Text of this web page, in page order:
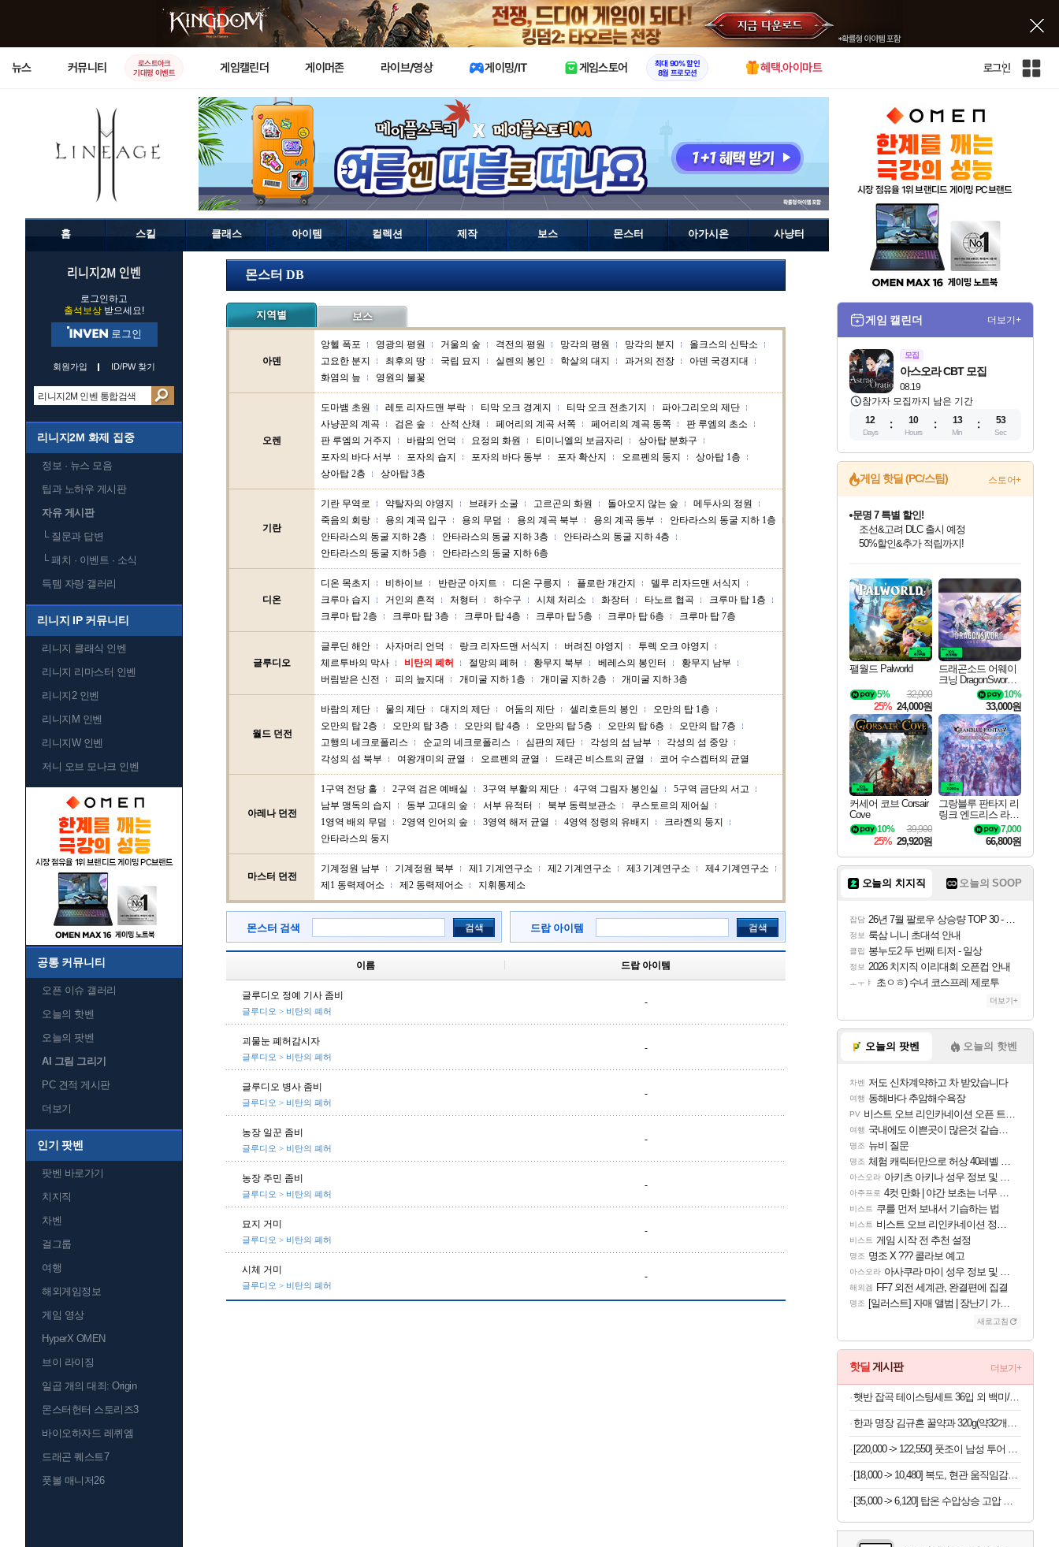
X
뉴스 커뮤니티
로스트아크
기대평 이벤트
게임캘린더 게이머존 라이브/영상 게이밍/IT 게임스토어
최대 90% 할인
8월 프로모션
혜택.아이마트 로그인
인
홈 스킬 클래스 아이템 컬렉션 제작 보스 몬스터 아가시온 사냥터
리니지2M 인벤
로그인하고
출석보상 받으세요!
로그인
회원가입 ID/PW 찾기
리니지2M 화제 집중
정보 · 뉴스 모음
팁과 노하우 게시판
자유 게시판
└질문과 답변
└패치 · 이벤트 · 소식
득템 자랑 갤러리
리니지 IP 커뮤니티
리니지 클래식 인벤
리니지 리마스터 인벤
리니지2 인벤
리니지M 인벤
리니지W 인벤
저니 오브 모나크 인벤
공통 커뮤니티
오픈 이슈 갤러리
오늘의 핫벤
오늘의 팟벤
AI 그림 그리기
PC 견적 게시판
더보기
인기 팟벤
팟벤 바로가기
치지직
차벤
걸그룹
여행
해외게임정보
게임 영상
HyperX OMEN
브이 라이징
일곱 개의 대죄: Origin
몬스터헌터 스토리즈3
바이오하자드 레퀴엠
드래곤 퀘스트7
풋볼 매니저26
몬스터 DB
지역별 보스
아덴
앙헬 폭포 영광의 평원 거울의 숲 격전의 평원 망각의 평원 망각의 분지
올크스의 신탁소
고요한 분지
최후의 땅 국립 묘지 실렌의 봉인 학살의 대지 과거의 전장
아덴 국경지대
화염의 늪
영원의 불꽃
오렌
도마뱀 초원 레토 리자드맨 부락 티막 오크 경계지 티막 오크 전초기지
파아그리오의 제단
사냥꾼의 계곡
검은 숲 산적 산채 페어리의 계곡 서쪽 페어리의 계곡 동쪽
판 루엠의 초소
판 루엠의 거주지
바람의 언덕 요정의 화원 티미니엘의 보금자리
상아탑 분화구
포자의 바다 서부
포자의 습지 포자의 바다 동부 포자 확산지 오르펜의 둥지
상아탑 1층
상아탑 2층
상아탑 3층
기란
기란 무역로 약탈자의 야영지 브래카 소굴 고르곤의 화원 돌아오지 않는 숲
메두사의 정원
죽음의 회랑
용의 계곡 입구 용의 무덤 용의 계곡 북부 용의 계곡 동부
안타라스의 동굴 지하 1층
안타라스의 동굴 지하 2층
안타라스의 동굴 지하 3층
안타라스의 동굴 지하 4층
안타라스의 동굴 지하 5층
안타라스의 동굴 지하 6층
디온
디온 목초지 비하이브 반란군 아지트 디온 구릉지 플로란 개간지
델루 리자드맨 서식지
크루마 습지
거인의 흔적 처형터 하수구 시체 처리소 화장터 타노르 협곡
크루마 탑 1층
크루마 탑 2층
크루마 탑 3층 크루마 탑 4층 크루마 탑 5층 크루마 탑 6층 크루마 탑 7층
글루디오
글루딘 해안 사자머리 언덕 랑크 리자드맨 서식지 버려진 야영지
투렉 오크 야영지
체르투바의 막사
비탄의 폐허 절망의 폐허 황무지 북부 베레스의 봉인터
황무지 남부
버림받은 신전
피의 늪지대 개미굴 지하 1층 개미굴 지하 2층 개미굴 지하 3층
월드 던전
바람의 제단 물의 제단 대지의 제단 어둠의 제단 셀리호든의 봉인
오만의 탑 1층
오만의 탑 2층
오만의 탑 3층 오만의 탑 4층 오만의 탑 5층 오만의 탑 6층
오만의 탑 7층
고행의 네크로폴리스
순교의 네크로폴리스 심판의 제단 각성의 섬 남부
각성의 섬 중앙
각성의 섬 북부
여왕개미의 균열 오르펜의 균열 드래곤 비스트의 균열 코어 수스켑터의 균열
아레나 던전
1구역 전당 홀 2구역 검은 예배실 3구역 부활의 제단 4구역 그림자 봉인실
5구역 금단의 서고
남부 맹독의 습지
동부 고대의 숲 서부 유적터 북부 동력보관소
쿠스토르의 제어실
1영역 배의 무덤
2영역 인어의 숲 3영역 해저 균열 4영역 정령의 유배지
크라켄의 둥지
안타라스의 둥지
마스터 던전
기계정원 남부 기계정원 북부 제1 기계연구소 제2 기계연구소 제3 기계연구소
제4 기계연구소
제1 동력제어소
제2 동력제어소 지휘통제소
몬스터 검색 검색 드랍 아이템 검색
이름 드랍 아이템
글루디오 정예 기사 좀비
글루디오 > 비탄의 폐허
-
괴물눈 폐허감시자
글루디오 > 비탄의 폐허
-
글루디오 병사 좀비
글루디오 > 비탄의 폐허
-
농장 일꾼 좀비
글루디오 > 비탄의 폐허
-
농장 주민 좀비
글루디오 > 비탄의 폐허
-
묘지 거미
글루디오 > 비탄의 폐허
-
시체 거미
글루디오 > 비탄의 폐허
-
게임 캘린더 더보기+
모집
08.19
아스오라 CBT 모집
참가자 모집까지 남은 기간
12
Days
10
Hours
13
Min
52
Sec
게임 핫딜 (PC/스팀) 스토어+
최대 90% 할인가를 만나보세요!
네이버혜택과 함께 만나보세요!
문명 7 특별 할인!
조선&고려 DLC 출시 예정
50%할인&추가 적립까지!
귀무자: 검의 길 예약 판매 중!
10% 할인과
이니&베니 혜택까지!
네이버 혜택가와 함께 예약하세요!
할인&네이버혜택으로 만나보세요!
네이버페이 혜택과 만나보세요!
40주년 프로모션으로 만나보세요!
네이버 포인트 혜택까지!
할인가에 만나보세요!
일부 에디션 상시 할인!
혜택으로 예약 판매 중
편안하게 충전하세요
팰월드 Palworld
32,000
5%
25% 24,000원
드래곤소드 어웨이
크닝 DragonSword A
10%
33,000원
커세어 코브 Corsair
Cove
39,900
10%
25% 29,920원
그랑블루 판타지 리
링크 엔드리스 라그
나로크 Granblue Fa
ntasy Relink Endless
7,000
66,800원
오늘의 치지직 오늘의 SOOP
잡담 26년 7월 팔로우 상승량 TOP 30 - 월간 치지직
정보 룩삼 니니 초대석 안내
클립 봉누도2 두 번째 티저 - 일상
정보 2026 치지직 이리대회 오픈컵 안내
ㅗㅜㅑ 초ㅇㅎ) 수녀 코스프레 제로투
더보기+
오늘의 팟벤 오늘의 핫벤
차벤 저도 신차계약하고 차 받았습니다
여행 동해바다 추암해수욕장
PV 비스트 오브 리인카네이션 오픈 트레일러
여행 국내에도 이쁜곳이 많은것 같습니다
명조 뉴비 질문
명조 체험 캐릭터만으로 허상 40레벨 하이와티아 5분 컷!｜에이메스·린네·모니에 명함
아스오라 아키츠 아키나 성우 정보 및 주요 필모
아주프로 4컷 만화 | 야간 보초는 너무 힘들어
비스트 쿠를 먼저 보내서 기습하는 법
비스트 비스트 오브 리인카네이션 정보/공략글 모음
비스트 게임 시작 전 추천 설정
명조 명조 X ??? 콜라보 예고
아스오라 아사쿠라 마이 성우 정보 및 주요 필모
해외겜 FF7 외전 세계관, 완결편에 집결
명조 [일러스트] 자매 앨범 | 장난기 가득한 오후의 공원 (리메이크판)
새로고침
핫딜 게시판 더보기+
햇반 잡곡 테이스팅세트 36입 외 백미/잡곡 36개,24개 실속구성
한과 명장 김규흔 꿀약과 320g(약32개입) / 겉바속촉 페스츄리 약과 모음전
[220,000 -> 122,550] 풋조이 남성 투어 골프화
[18,000 -> 10,480] 복도, 현관 움직임감지 센서등
[35,000 -> 6,120] 탑온 수압상승 고압 샤워기헤드 + 필터12개